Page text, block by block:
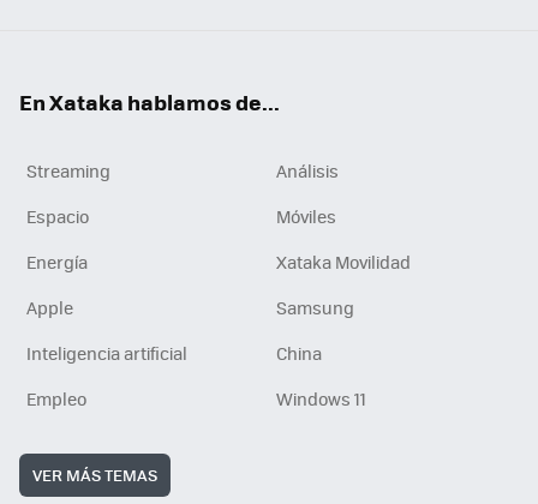
En Xataka hablamos de...
Streaming
Análisis
Espacio
Móviles
Energía
Xataka Movilidad
Apple
Samsung
Inteligencia artificial
China
Empleo
Windows 11
VER MÁS TEMAS